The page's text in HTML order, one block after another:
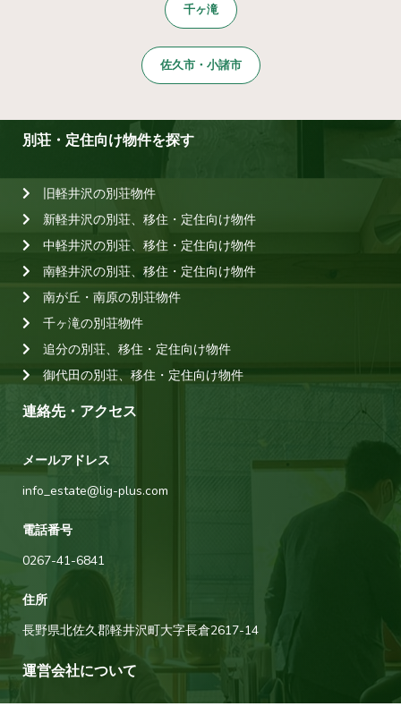
千ヶ滝
佐久市・小諸市
別荘・定住向け物件を探す
旧軽井沢の別荘物件
新軽井沢の別荘、移住・定住向け物件
中軽井沢の別荘、移住・定住向け物件
南軽井沢の別荘、移住・定住向け物件
南が丘・南原の別荘物件
千ヶ滝の別荘物件
追分の別荘、移住・定住向け物件
御代田の別荘、移住・定住向け物件
連絡先・アクセス
メールアドレス
info_estate@lig-plus.com
電話番号
0267-41-6841
住所
長野県北佐久郡軽井沢町大字長倉2617-14
運営会社について